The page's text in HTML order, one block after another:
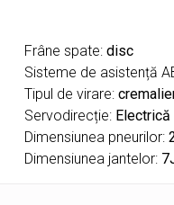
Frâne spate:disc
Sisteme de asistență
Tipul de virare:
Servodirecție: Electrică
Dimensiunea pneurilor:
Dimensiunea jantelor: